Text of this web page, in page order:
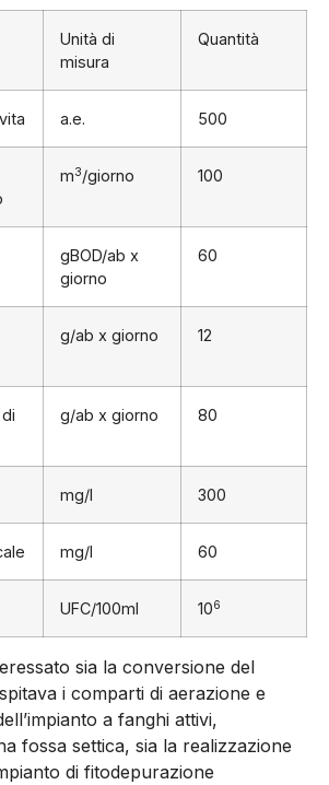
Unità di
misura
Quantità
a.e. 500
m3/giorno 100
gBOD/ab x
giorno
60
g/ab x giorno 12
g/ab x giorno 80
mg/l 300
mg/l 60
UFC/100ml 106
sia la conversione del
i comparti di aerazione e
a fanghi attivi,
fossa settica, sia la realizzazione
di fitodepurazione